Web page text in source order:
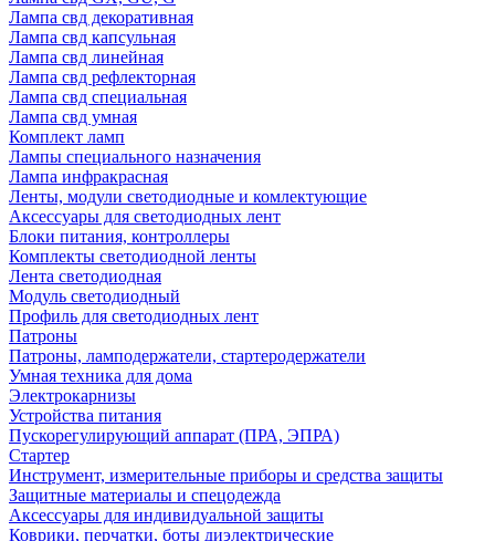
Лампа свд декоративная
Лампа свд капсульная
Лампа свд линейная
Лампа свд рефлекторная
Лампа свд специальная
Лампа свд умная
Комплект ламп
Лампы специального назначения
Лампа инфракрасная
Ленты, модули светодиодные и комлектующие
Аксессуары для светодиодных лент
Блоки питания, контроллеры
Комплекты светодиодной ленты
Лента светодиодная
Модуль светодиодный
Профиль для светодиодных лент
Патроны
Патроны, ламподержатели, стартеродержатели
Умная техника для дома
Электрокарнизы
Устройства питания
Пускорегулирующий аппарат (ПРА, ЭПРА)
Стартер
Инструмент, измерительные приборы и средства защиты
Защитные материалы и спецодежда
Аксессуары для индивидуальной защиты
Коврики, перчатки, боты диэлектрические